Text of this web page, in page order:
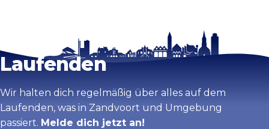
Karte vergrößern
Bleib auf dem
Laufenden
Wir halten dich regelmäßig über alles auf dem
Laufenden, was in Zandvoort und Umgebung
passiert. Melde dich jetzt an!